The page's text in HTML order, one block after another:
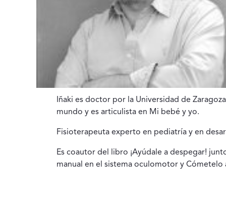
Iñaki es doctor por la Universidad de
mundo y es articulista en Mi bebé y yo.
Fisioterapeuta experto en pediatría y en
Es coautor del libro ¡Ayúdale a despegar!
manual en el sistema oculomotor y